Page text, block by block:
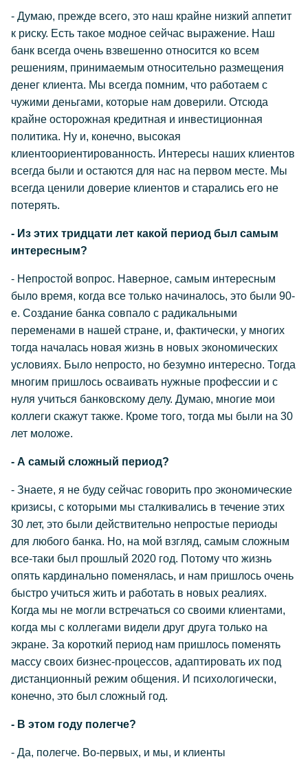
- Думаю, прежде всего, это наш крайне низкий аппетит
к риску. Есть такое модное сейчас выражение. Наш
банк всегда очень взвешенно относится ко всем
решениям, принимаемым относительно размещения
денег клиента. Мы всегда помним, что работаем с
чужими деньгами, которые нам доверили. Отсюда
крайне осторожная кредитная и инвестиционная
политика. Ну и, конечно, высокая
клиентоориентированность. Интересы наших клиентов
всегда были и остаются для нас на первом месте. Мы
всегда ценили доверие клиентов и старались его не
потерять.
- Из этих тридцати лет какой период был самым
интересным?
- Непростой вопрос. Наверное, самым интересным
было время, когда все только начиналось, это были 90-
е. Создание банка совпало с радикальными
переменами в нашей стране, и, фактически, у многих
тогда началась новая жизнь в новых экономических
условиях. Было непросто, но безумно интересно. Тогда
многим пришлось осваивать нужные профессии и с
нуля учиться банковскому делу. Думаю, многие мои
коллеги скажут также. Кроме того, тогда мы были на 30
лет моложе.
- А самый сложный период?
- Знаете, я не буду сейчас говорить про экономические
кризисы, с которыми мы сталкивались в течение этих
30 лет, это были действительно непростые периоды
для любого банка. Но, на мой взгляд, самым сложным
все-таки был прошлый 2020 год. Потому что жизнь
опять кардинально поменялась, и нам пришлось очень
быстро учиться жить и работать в новых реалиях.
Когда мы не могли встречаться со своими клиентами,
когда мы с коллегами видели друг друга только на
экране. За короткий период нам пришлось поменять
массу своих бизнес-процессов, адаптировать их под
дистанционный режим общения. И психологически,
конечно, это был сложный год.
- В этом году полегче?
- Да, полегче. Во-первых, и мы, и клиенты